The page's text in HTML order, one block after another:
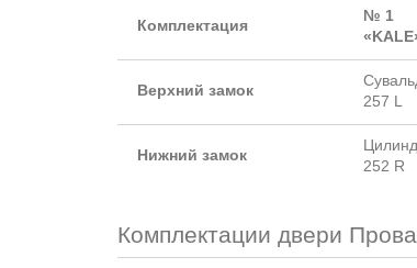
Комплектация
№ 1
Верхний замок
257 L
Нижний замок
252 R
Комплектации двери